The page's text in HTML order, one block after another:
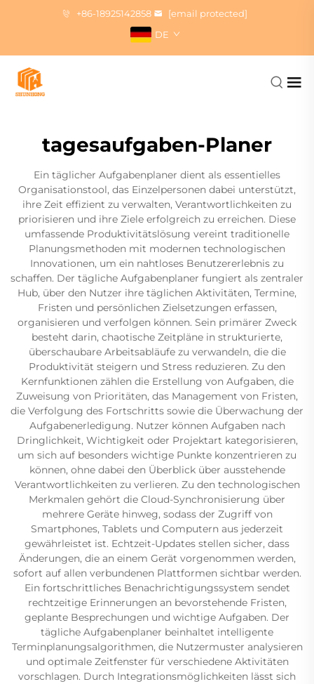
+86-18925142858
[email protected]
DE
tagesaufgaben-Planer
Ein täglicher Aufgabenplaner dient als essentielles
Organisationstool, das Einzelpersonen dabei unterstützt,
ihre Zeit effizient zu verwalten, Verantwortlichkeiten zu
priorisieren und ihre Ziele erfolgreich zu erreichen. Diese
umfassende Produktivitätslösung vereint traditionelle
Planungsmethoden mit modernen technologischen
Innovationen, um ein nahtloses Benutzererlebnis zu
schaffen. Der tägliche Aufgabenplaner fungiert als zentraler
Hub, über den Nutzer ihre täglichen Aktivitäten, Termine,
Fristen und persönlichen Zielsetzungen erfassen,
organisieren und verfolgen können. Sein primärer Zweck
besteht darin, chaotische Zeitpläne in strukturierte,
überschaubare Arbeitsabläufe zu verwandeln, die die
Produktivität steigern und Stress reduzieren. Zu den
Kernfunktionen zählen die Erstellung von Aufgaben, die
Zuweisung von Prioritäten, das Management von Fristen,
die Verfolgung des Fortschritts sowie die Überwachung der
Aufgabenerledigung. Nutzer können Aufgaben nach
Dringlichkeit, Wichtigkeit oder Projektart kategorisieren,
um sich auf besonders wichtige Punkte konzentrieren zu
können, ohne dabei den Überblick über ausstehende
Verantwortlichkeiten zu verlieren. Zu den technologischen
Merkmalen gehört die Cloud-Synchronisierung über
mehrere Geräte hinweg, sodass der Zugriff von
Smartphones, Tablets und Computern aus jederzeit
gewährleistet ist. Echtzeit-Updates stellen sicher, dass
Änderungen, die an einem Gerät vorgenommen werden,
sofort auf allen verbundenen Plattformen sichtbar werden.
Ein fortschrittliches Benachrichtigungssystem sendet
rechtzeitige Erinnerungen an bevorstehende Fristen,
geplante Besprechungen und wichtige Aufgaben. Der
tägliche Aufgabenplaner beinhaltet intelligente
Terminplanungsalgorithmen, die Nutzermuster analysieren
und optimale Zeitfenster für verschiedene Aktivitäten
vorschlagen. Durch Integrationsmöglichkeiten lässt sich